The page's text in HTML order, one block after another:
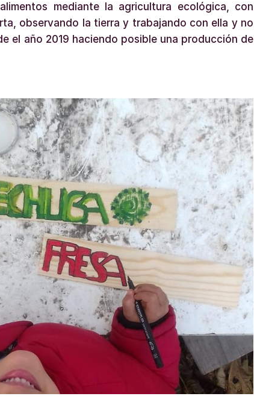
mediante la agricultura ecológica, con
observando la tierra y trabajando con ella y no
el año 2019 haciendo posible una producción de